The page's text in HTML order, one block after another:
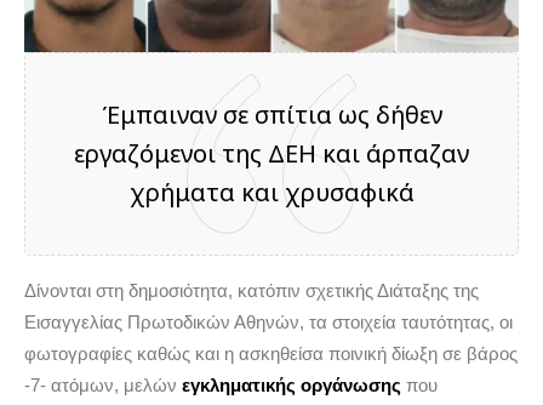
Έμπαιναν σε σπίτια ως δήθεν
εργαζόμενοι της ΔΕΗ και άρπαζαν
χρήματα και χρυσαφικά
Δίνονται στη δημοσιότητα, κατόπιν σχετικής Διάταξης της
Εισαγγελίας Πρωτοδικών Αθηνών, τα στοιχεία ταυτότητας, οι
φωτογραφίες καθώς και η ασκηθείσα ποινική δίωξη σε βάρος
-7- ατόμων, μελών εγκληματικής οργάνωσης που